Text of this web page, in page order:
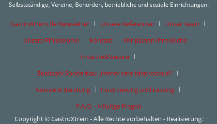
Selbstständige, Vereine, Behörden, betriebliche und soziale Einrichtungen.
GastroXtrem.de Newsletter Unsere Referenzen
Unser Team
Unsere Philosophie
Kontakt
Wir planen Ihre Küche
Ersatzteil-Service
Edelstahl Sonderbau „immer eine Idee voraus!“
Service & Beratung
Finanzierung und Leasing
F.A.Q. - Häufige Fragen
Copyright © GastroXtrem - Alle Rechte vorbehalten - Realisierung: